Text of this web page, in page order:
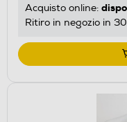
Acquisto online:
Ritiro in negozio in